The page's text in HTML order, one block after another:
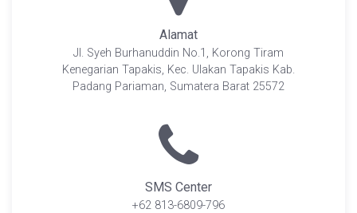
Alamat
Jl. Syeh Burhanuddin No.1, Korong Tiram
Kenegarian Tapakis, Kec. Ulakan Tapakis Kab.
Padang Pariaman, Sumatera Barat 25572
SMS Center
+62 813-6809-796